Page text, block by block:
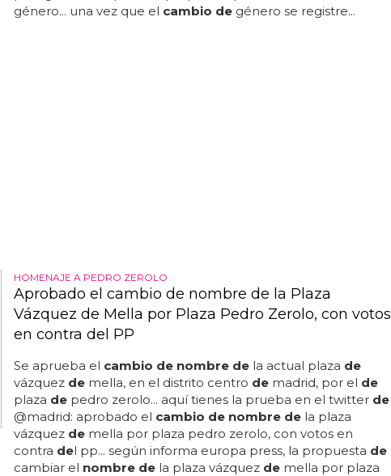
género... una vez que el cambio degénero se registre...
HOMENAJE A PEDRO ZEROLO
Aprobado el cambio de nombre de la Plaza
Vázquez de Mella por Plaza Pedro Zerolo, con votos
en contra del PP
Se aprueba el cambio de nombre dela actual plaza de
vázquez demella, en el distrito centro demadrid, por el de
plaza depedro zerolo... aquí tienes la prueba en el twitter de
@madrid: aprobado el cambio de nombre dela plaza
vázquez demella por plaza pedro zerolo, con votos en
contra del pp... según informa europa press, la propuesta de
cambiar el nombre dela plaza vázquez demella por plaza